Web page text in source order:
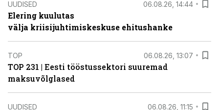
UUDISED 06.08.26, 14:44
Elering kuulutas
välja kriisijuhtimiskeskuse ehitushanke
TOP 06.08.26, 13:07
TOP 231 | Eesti tööstussektori suuremad
maksuvõlglased
UUDISED 06.08.26, 11:15